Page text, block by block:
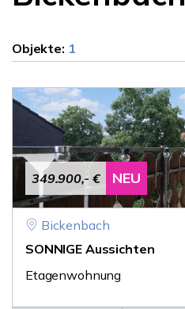
Objekte: 1
349.900,- € NEU
Bickenbach
SONNIGE Aussichten
Etagenwohnung